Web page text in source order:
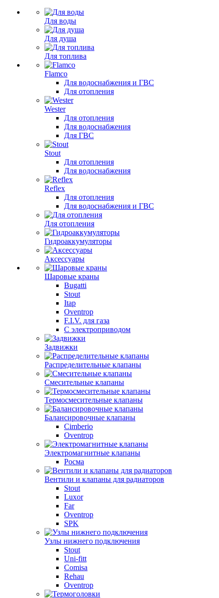
Для воды
Для душа
Для топлива
Flamco
Для водоснабжения и ГВС
Для отопления
Wester
Для отопления
Для водоснабжения
Для ГВС
Stout
Для отопления
Для водоснабжения
Reflex
Для отопления
Для водоснабжения и ГВС
Для отопления
Гидроаккумуляторы
Аксессуары
Шаровые краны
Bugatti
Stout
Itap
Oventrop
F.I.V. для газа
С электроприводом
Задвижки
Распределительные клапаны
Cмесительные клапаны
Термосмесительные клапаны
Балансировочные клапаны
Cimberio
Oventrop
Электромагнитные клапаны
Росма
Вентили и клапаны для радиаторов
Stout
Luxor
Far
Oventrop
SPK
Узлы нижнего подключения
Stout
Uni-fitt
Comisa
Rehau
Oventrop